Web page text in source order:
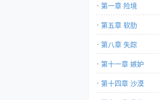
第一章 险境
第五章 软肋
第八章 失踪
第十一章 嫉妒
第十四章 沙漠